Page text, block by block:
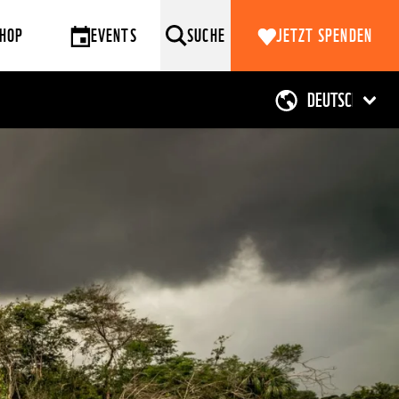
EVENTS SUCHE JETZT SPENDEN